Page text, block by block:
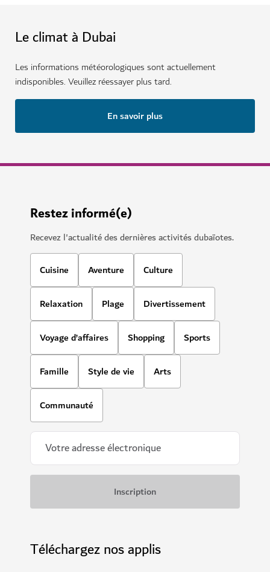
Le climat à Dubai
Les informations météorologiques sont actuellement
indisponibles. Veuillez réessayer plus tard.
En savoir plus
Restez informé(e)
Recevez l'actualité des dernières activités dubaïotes.
Cuisine Aventure Culture
Relaxation Plage Divertissement
Voyage d’affaires Shopping Sports
Famille Style de vie Arts
Communauté
Téléchargez nos applis